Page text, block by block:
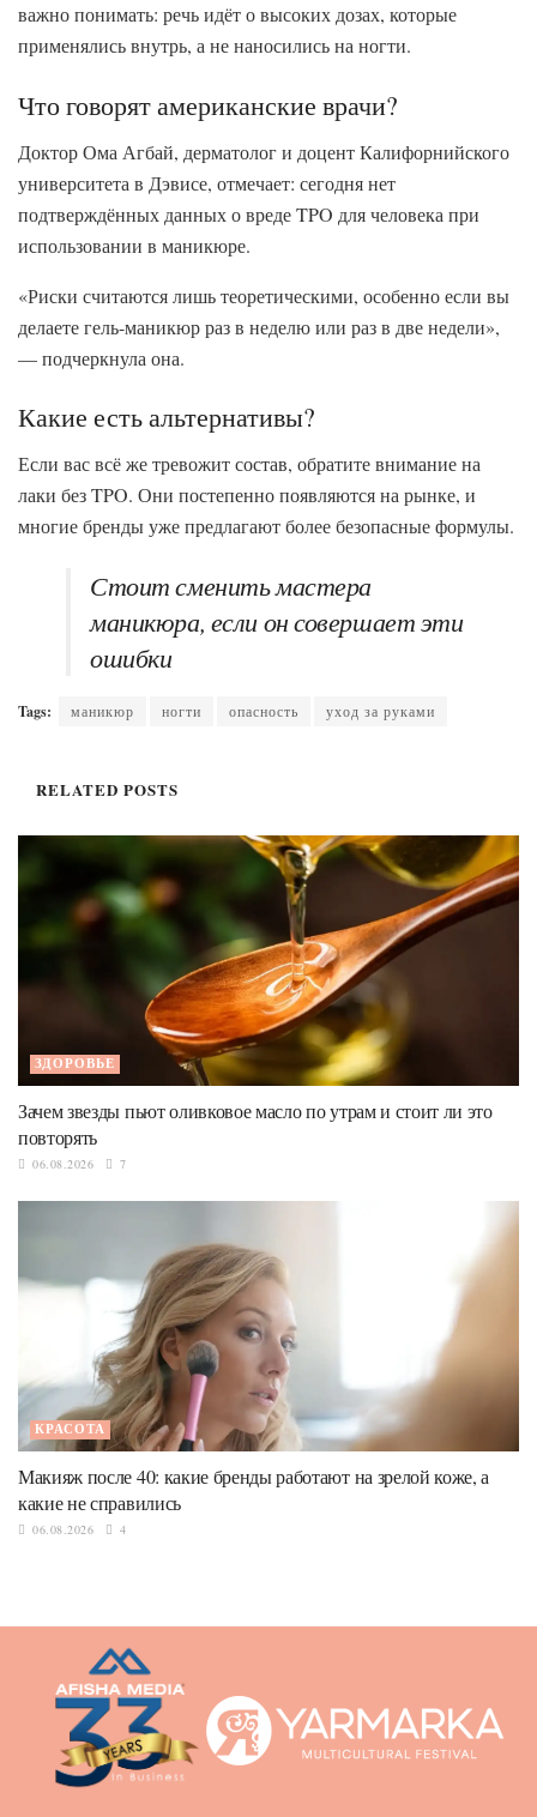
важно понимать: речь идёт о высоких дозах, которые
применялись внутрь, а не наносились на ногти.
Что говорят американские врачи?
Доктор Ома Агбай, дерматолог и доцент Калифорнийского
университета в Дэвисе, отмечает: сегодня нет
подтверждённых данных о вреде TPO для человека при
использовании в маникюре.
«Риски считаются лишь теоретическими, особенно если вы
делаете гель-маникюр раз в неделю или раз в две недели»,
— подчеркнула она.
Какие есть альтернативы?
Если вас всё же тревожит состав, обратите внимание на
лаки без TPO. Они постепенно появляются на рынке, и
многие бренды уже предлагают более безопасные формулы.
Стоит сменить мастера
маникюра, если он совершает эти
ошибки
Tags: маникюр ногти опасность уход за руками
RELATED POSTS
ЗДОРОВЬЕ
Зачем звезды пьют оливковое масло по утрам и стоит ли это
повторять
06.08.2026 7
КРАСОТА
Макияж после 40: какие бренды работают на зрелой коже, а
какие не справились
06.08.2026 4